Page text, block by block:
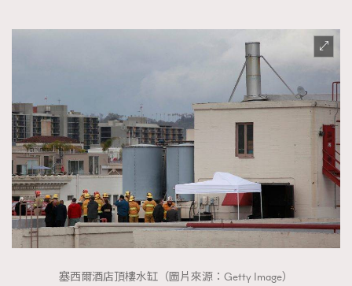
塞西爾酒店頂樓水缸（圖片來源：Getty Image）